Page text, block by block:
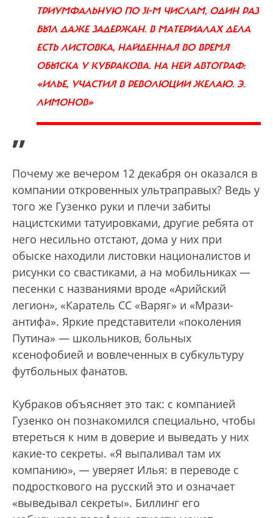
ТРИУМФАЛЬНУЮ ПО 31-М ЧИСЛАМ, ОДИН РАЗ
БЫЛ ДАЖЕ ЗАДЕРЖАН. В МАТЕРИАЛАХ ДЕЛА
ЕСТЬ ЛИСТОВКА, НАЙДЕННАЯ ВО ВРЕМЯ
ОБЫСКА У КУБРАКОВА. НА НЕЙ АВТОГРАФ:
«ИЛЬЕ, УЧАСТИЯ В РЕВОЛЮЦИИ ЖЕЛАЮ. Э.
ЛИМОНОВ»
”
Почему же вечером 12 декабря он оказался в
компании откровенных ультраправых? Ведь у
того же Гузенко руки и плечи забиты
нацистскими татуировками, другие ребята от
него несильно отстают, дома у них при
обыске находили листовки националистов и
рисунки со свастиками, а на мобильниках —
песенки с названиями вроде «Арийский
легион», «Каратель СС «Варяг» и «Мрази-
антифа». Яркие представители «поколения
Путина» — школьников, больных
ксенофобией и вовлеченных в субкультуру
футбольных фанатов.
Кубраков объясняет это так: с компанией
Гузенко он познакомился специально, чтобы
втереться к ним в доверие и выведать у них
какие-то секреты. «Я выпаливал там их
компанию», — уверяет Илья: в переводе с
подросткового на русский это и означает
«выведывал секреты». Биллинг его